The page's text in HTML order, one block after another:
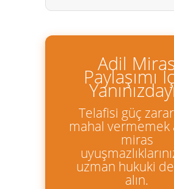
Adil Miras
Paylaşımı
Telafisi güç
mahal vermemek
miras
uzman hukuki
alın.